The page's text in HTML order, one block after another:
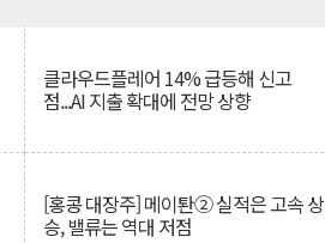
클라우드플레어 14% 급등해 신고
점...AI 지출 확대에 전망 상향
[홍콩 대장주] 메이퇀② 실적은 고속 상
승, 밸류는 역대 저점